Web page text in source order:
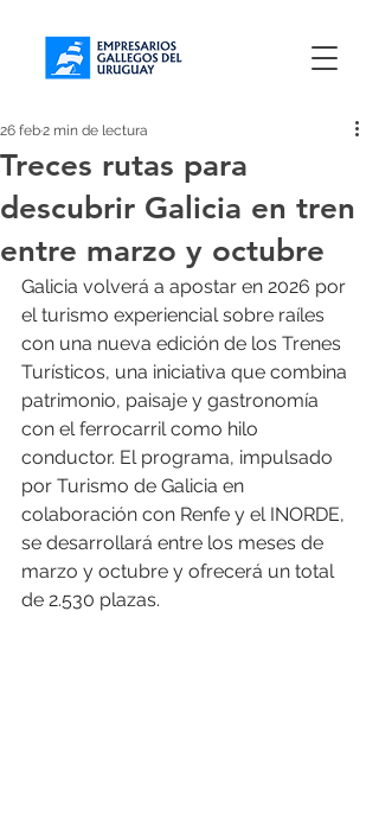
Treces rutas para
descubrir Galicia en tren
entre marzo y octubre
26 feb2 min de lectura
Galicia volverá a apostar en 2026 por
el turismo experiencial sobre raíles
con una nueva edición de los Trenes
Turísticos, una iniciativa que combina
patrimonio, paisaje y gastronomía
con el ferrocarril como hilo
conductor. El programa, impulsado
por Turismo de Galicia en
colaboración con Renfe y el INORDE,
se desarrollará entre los meses de
marzo y octubre y ofrecerá un total
de 2.530 plazas.